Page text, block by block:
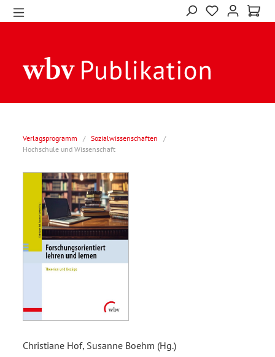
Verlagsprogramm / Sozialwissenschaften
/
Hochschule und Wissenschaft
Christiane Hof, Susanne Boehm (Hg.)